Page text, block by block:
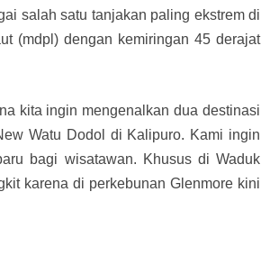
salah satu tanjakan paling ekstrem di
(mdpl) dengan kemiringan 45 derajat
kita ingin mengenalkan dua destinasi
Watu Dodol di Kalipuro. Kami ingin
bagi wisatawan. Khusus di Waduk
karena di perkebunan Glenmore kini